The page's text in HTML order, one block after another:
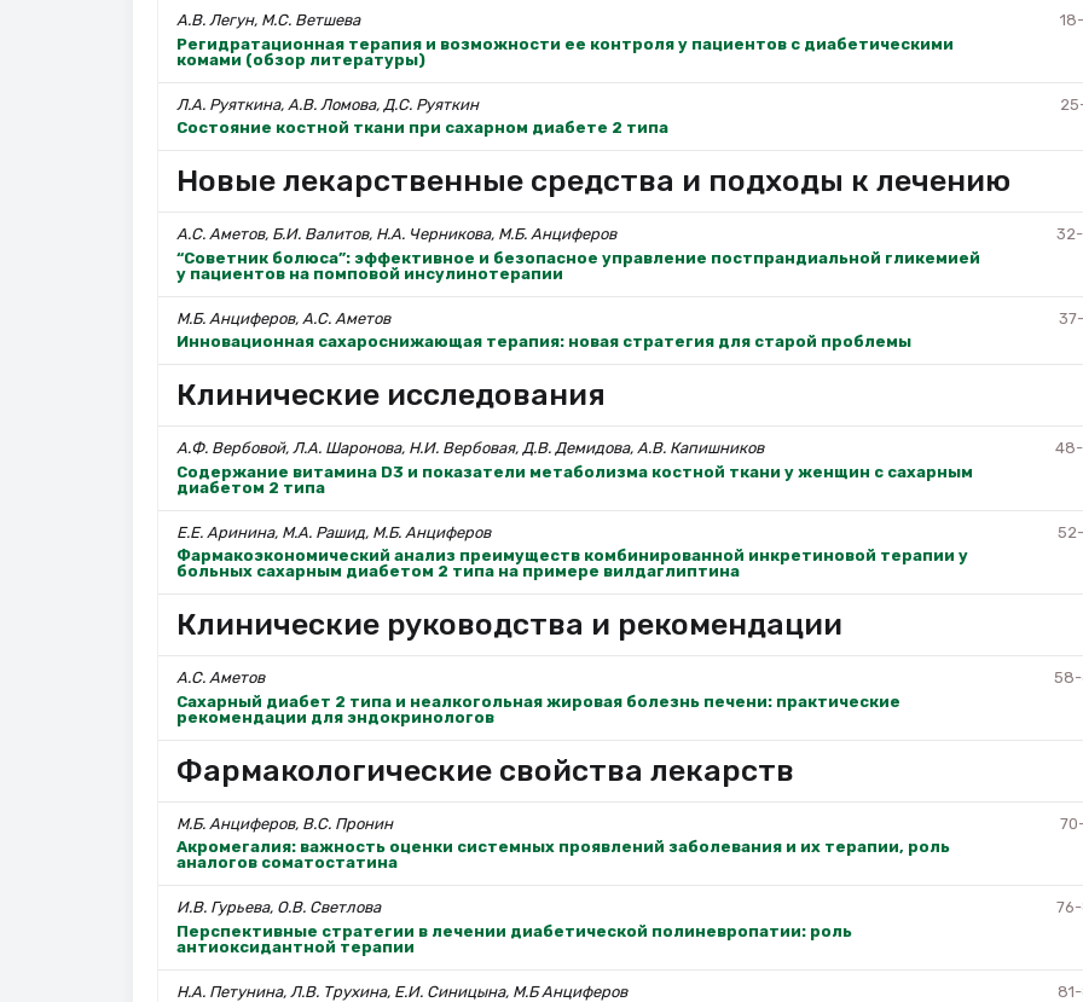
А.В. Легун, М.С. Ветшева
Регидратационная терапия и возможности ее контроля у пациентов с диабетическими
комами (обзор литературы)
Л.А. Руяткина, А.В. Ломова, Д.С. Руяткин
Состояние костной ткани при сахарном диабете 2 типа
Новые лекарственные средства и подходы к лечению
А.С. Аметов, Б.И. Валитов, Н.А. Черникова, М.Б. Анциферов
“Советник болюса”: эффективное и безопасное управление постпрандиальной гликемией
у пациентов на помповой инсулинотерапии
М.Б. Анциферов, А.С. Аметов
Инновационная сахароснижающая терапия: новая стратегия для старой проблемы
Клинические исследования
А.Ф. Вербовой, Л.А. Шаронова, Н.И. Вербовая, Д.В. Демидова, А.В. Капишников
Содержание витамина D3 и показатели метаболизма костной ткани у женщин с сахарным
диабетом 2 типа
Е.Е. Аринина, М.А. Рашид, М.Б. Анциферов
Фармакоэкономический анализ преимуществ комбинированной инкретиновой терапии у
больных сахарным диабетом 2 типа на примере вилдаглиптина
Клинические руководства и рекомендации
А.С. Аметов
Сахарный диабет 2 типа и неалкогольная жировая болезнь печени: практические
рекомендации для эндокринологов
Фармакологические свойства лекарств
М.Б. Анциферов, В.С. Пронин
Акромегалия: важность оценки системных проявлений заболевания и их терапии, роль
аналогов соматостатина
И.В. Гурьева, О.В. Светлова
Перспективные стратегии в лечении диабетической полиневропатии: роль
антиоксидантной терапии
Н.А. Петунина, Л.В. Трухина, Е.И. Синицына, М.Б Анциферов